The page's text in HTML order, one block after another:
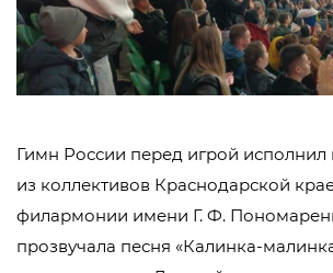
Гимн России перед игрой
из коллективов Краснодарской
филармонии имени Г. Ф.
прозвучала песня «Калинка-